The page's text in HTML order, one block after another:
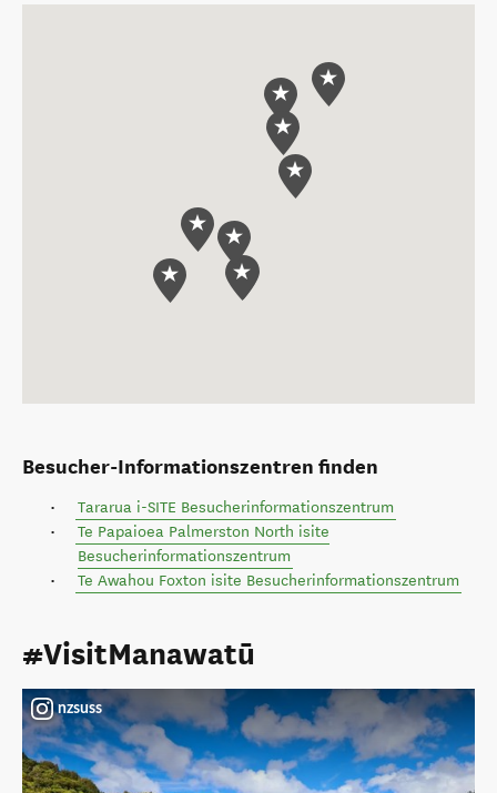
Besucher-Informationszentren finden
Tararua i-SITE Besucherinformationszentrum
Te Papaioea Palmerston North isite
Besucherinformationszentrum
Te Awahou Foxton isite Besucherinformationszentrum
#VisitManawatū
nzsuss